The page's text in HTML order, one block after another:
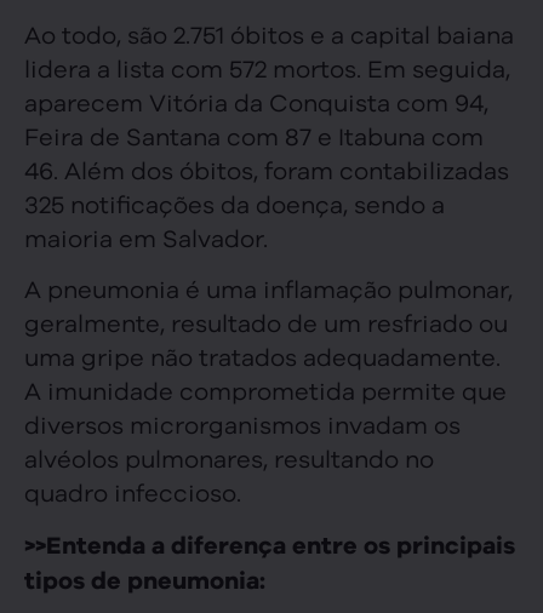
Ao todo, são 2.751 óbitos e a capital baiana
lidera a lista com 572 mortos. Em seguida,
aparecem Vitória da Conquista com 94,
Feira de Santana com 87 e Itabuna com
46. Além dos óbitos, foram contabilizadas
325 notificações da doença, sendo a
maioria em Salvador.
A pneumonia é uma inflamação pulmonar,
geralmente, resultado de um resfriado ou
uma gripe não tratados adequadamente.
A imunidade comprometida permite que
diversos microrganismos invadam os
alvéolos pulmonares, resultando no
quadro infeccioso.
>>Entenda a diferença entre os principais
tipos de pneumonia: